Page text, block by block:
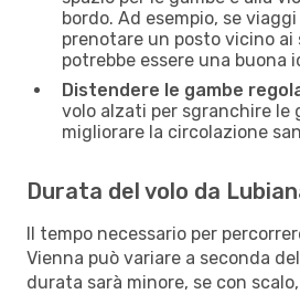
bordo. Ad esempio, se
prenotare un posto vicino ai
potrebbe essere una buona
Distendere le gambe
volo alzati per sgranchire le
migliorare la circolazione
Durata del volo da
Il tempo necessario per
Vienna può variare a seconda
durata sarà minore, se con